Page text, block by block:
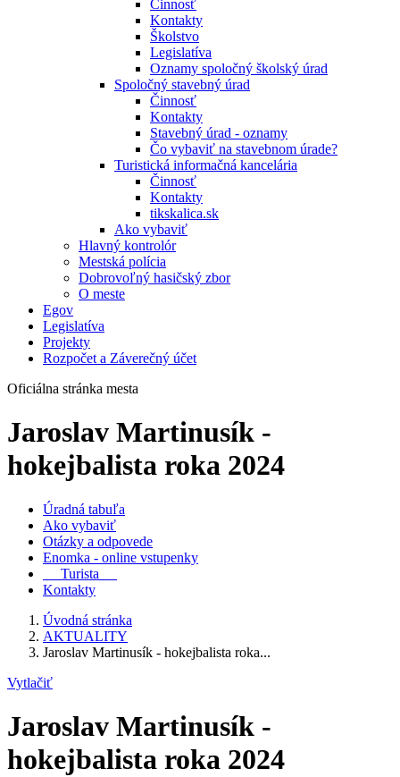
Činnosť
Kontakty
Školstvo
Legislatíva
Oznamy spoločný školský úrad
Spoločný stavebný úrad
Činnosť
Kontakty
Stavebný úrad - oznamy
Čo vybaviť na stavebnom úrade?
Turistická informačná kancelária
Činnosť
Kontakty
tikskalica.sk
Ako vybaviť
Hlavný kontrolór
Mestská polícia
Dobrovoľný hasičský zbor
O meste
Egov
Legislatíva
Projekty
Rozpočet a Záverečný účet
Oficiálna stránka mesta
Jaroslav Martinusík -
hokejbalista roka 2024
Úradná tabuľa
Ako vybaviť
Otázky a odpovede
Enomka - online vstupenky
Turista
Kontakty
Úvodná stránka
AKTUALITY
Jaroslav Martinusík - hokejbalista roka...
Vytlačiť
Jaroslav Martinusík -
hokejbalista roka 2024